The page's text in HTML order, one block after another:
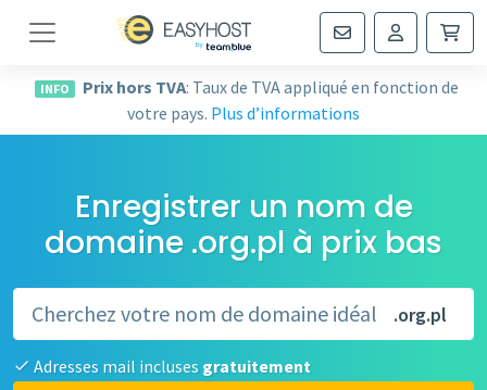
Navigation
INFO Prix hors TVA: Taux de TVA appliqué en fonction de
votre pays. Plus d’informations
Enregistrer un nom de
domaine .org.pl à prix bas
.org.pl
Adresses mail incluses gratuitement